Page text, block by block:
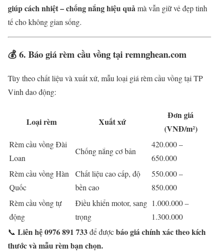
giúp cách nhiệt – chống nắng hiệu quảmà vẫn giữ vẻ đẹp tinh
tế cho không gian sống.
💰6. Báo giá rèm cầu vồng tại remnghean.com
Tùy theo chất liệu và xuất xứ, mẫu loại giá rèm cầu vồng tại TP
Vinh dao động:
Loại rèm Xuất xứ
Đơn giá
(VNĐ/m²)
Rèm cầu vồng Đài
Loan
Chống nắng cơ bản
420.000 –
650.000
Rèm cầu vồng Hàn
Quốc
Chất liệu cao cấp, độ
bền cao
550.000 –
850.000
Rèm cầu vồng tự
động
Điều khiển motor, sang
trọng
1.000.000 –
1.300.000
📞 Liên hệ 0976 891 733để đượcbáo giá chính xác theo kích
thước và mẫu rèm bạn chọn.